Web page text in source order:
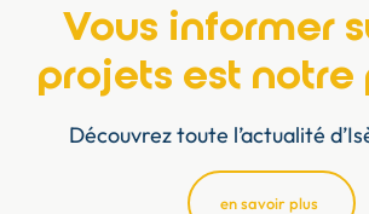
Vous informer
projets est notre
Découvrez toute l’actualité
en savoir plus